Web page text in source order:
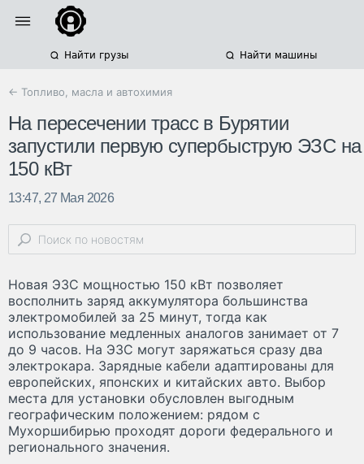
Найти грузы Найти машины
← Топливо, масла и автохимия
На пересечении трасс в Бурятии
запустили первую супербыструю ЭЗС на
150 кВт
13:47, 27 Мая 2026
Новая ЭЗС мощностью 150 кВт позволяет
восполнить заряд аккумулятора большинства
электромобилей за 25 минут, тогда как
использование медленных аналогов занимает от 7
до 9 часов. На ЭЗС могут заряжаться сразу два
электрокара. Зарядные кабели адаптированы для
европейских, японских и китайских авто. Выбор
места для установки обусловлен выгодным
географическим положением: рядом с
Мухоршибирью проходят дороги федерального и
регионального значения.